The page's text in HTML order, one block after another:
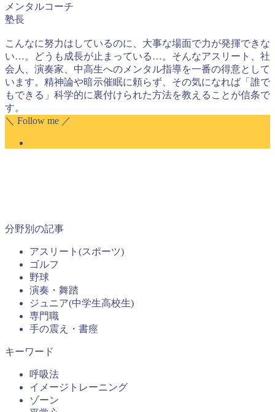
メンタルコーチ
塾長
こんなに努力はしているのに、大事な場面で力が発揮できな
い…。どうも成長が止まっている…。そんなアスリート、社
会人、演奏家、中高生へのメンタル指導を一番の得意として
います。精神論や暗示催眠に頼らず、その気になれば「誰で
もできる」科学的に裏付けられた方法を教えることが信条で
す。
＼ Follow me ／
分野別の記事
アスリート(スポーツ)
ゴルフ
野球
演奏・舞踏
ジュニア(中学生高校生)
専門職
手の震え・書痙
キーワード
呼吸法
イメージトレーニング
ゾーン